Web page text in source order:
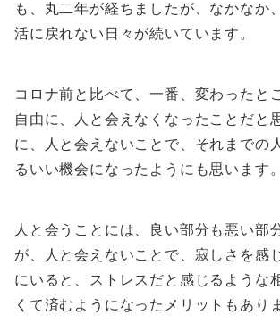
も、丸二年が経ちましたが、なかなか
活に戻れない日々が続いています。
コロナ前と比べて、一番、変わったと
自由に、人と会えなくなったことだと
に、人と会えないことで、それまでの
るいい機会になったようにも思います。
人と会うことには、良い部分も悪い部
が、人と会えないことで、寂しさを感
にいると、ストレスだと感じるような
くて済むようになったメリットもあり